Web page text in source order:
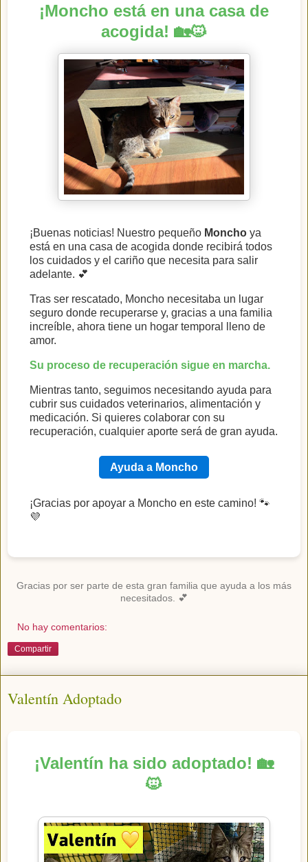
¡Moncho está en una casa de
acogida! 🏡🐱
¡Buenas noticias! Nuestro pequeño Moncho ya
está en una casa de acogida donde recibirá todos
los cuidados y el cariño que necesita para salir
adelante. 💕
Tras ser rescatado, Moncho necesitaba un lugar
seguro donde recuperarse y, gracias a una familia
increíble, ahora tiene un hogar temporal lleno de
amor.
Su proceso de recuperación sigue en marcha.
Mientras tanto, seguimos necesitando ayuda para
cubrir sus cuidados veterinarios, alimentación y
medicación. Si quieres colaborar con su
recuperación, cualquier aporte será de gran ayuda.
Ayuda a Moncho
¡Gracias por apoyar a Moncho en este camino! 🐾
💜
Gracias por ser parte de esta gran familia que ayuda a los más
necesitados. 💕
No hay comentarios:
Compartir
Valentín Adoptado
¡Valentín ha sido adoptado! 🏡
🐱